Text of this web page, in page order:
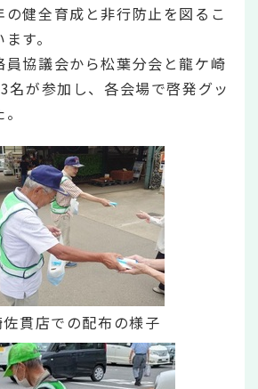
健全育成と非行防止を図るこ
す。
員協議会から松葉分会と龍ケ崎
名が参加し、各会場で啓発グッ
貫店での配布の様子